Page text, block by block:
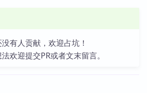
有人贡献，欢迎占坑！
欢迎提交PR或者文末留言。